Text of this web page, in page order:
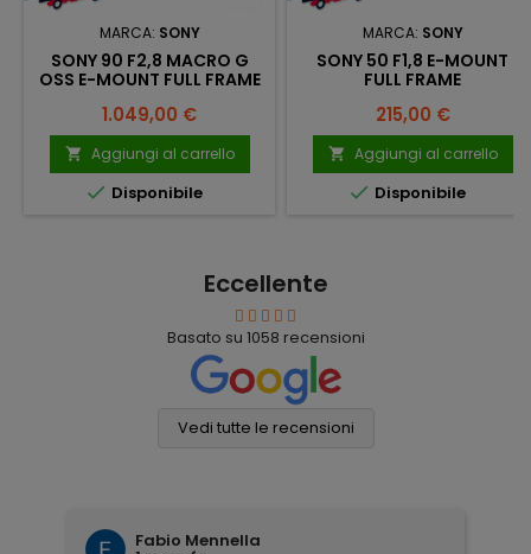
MARCA: SONY
SONY 90 F2,8 MACRO G
OSS E-MOUNT FULL FRAME
Prezzo
1.049,00 €
 Aggiungi al carrello
 Disponibile
MARCA: SONY
SONY 50 F1,8 E-MOUNT
FULL FRAME
Prezzo
215,00 €
 Aggiungi al carrello
 Disponibile
Eccellente
Basato su 1058 recensioni
Vedi tutte le recensioni
Fabio Mennella